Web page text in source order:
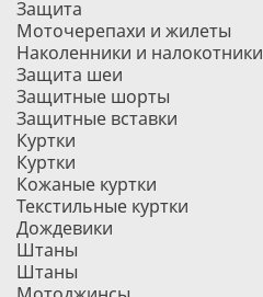
Защита
Моточерепахи и жилеты
Наколенники и налокотники
Защита шеи
Защитные шорты
Защитные вставки
Куртки
Куртки
Кожаные куртки
Текстильные куртки
Дождевики
Штаны
Штаны